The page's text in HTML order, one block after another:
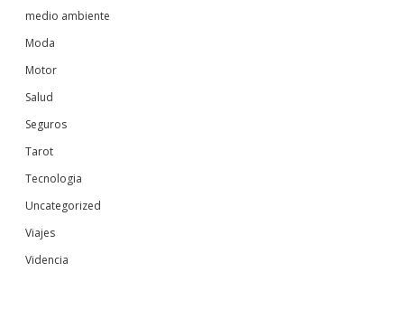
medio ambiente
Moda
Motor
Salud
Seguros
Tarot
Tecnologia
Uncategorized
Viajes
Videncia